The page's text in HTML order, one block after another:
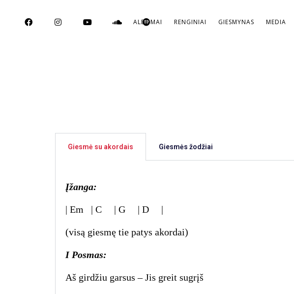
ALBUMAI RENGINIAI GIESMYNAS MEDIA
Giesmė su akordais Giesmės žodžiai
Įžanga:
| Em | C | G | D |
(visą giesmę tie patys akordai)
I Posmas:
Aš girdžiu garsus – Jis greit sugrįš